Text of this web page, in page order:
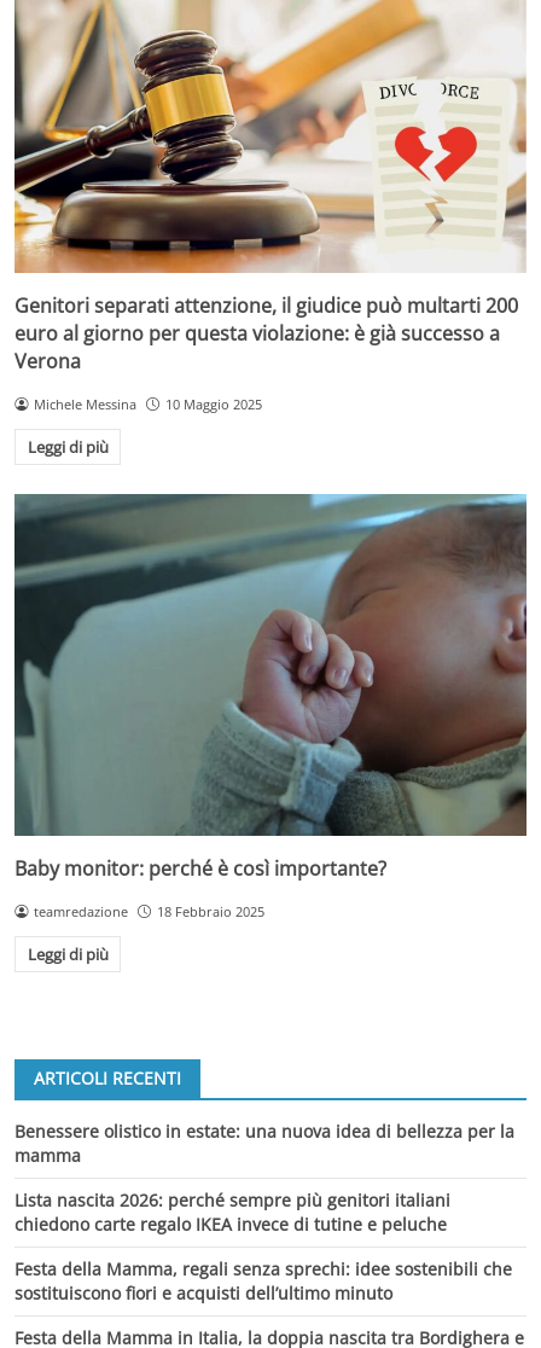
Genitori separati attenzione, il giudice può multarti 200
euro al giorno per questa violazione: è già successo a
Verona
Michele Messina 10 Maggio 2025
Leggi di più
Baby monitor: perché è così importante?
teamredazione 18 Febbraio 2025
Leggi di più
ARTICOLI RECENTI
Benessere olistico in estate: una nuova idea di bellezza per la
mamma
Lista nascita 2026: perché sempre più genitori italiani
chiedono carte regalo IKEA invece di tutine e peluche
Festa della Mamma, regali senza sprechi: idee sostenibili che
sostituiscono fiori e acquisti dell’ultimo minuto
Festa della Mamma in Italia, la doppia nascita tra Bordighera e